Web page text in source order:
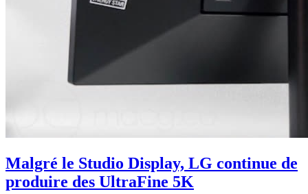
Malgré le Studio Display, LG continue de
produire des UltraFine 5K